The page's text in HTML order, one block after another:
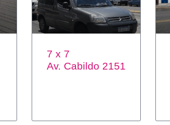
7 x 7
Av. Cabildo 2151